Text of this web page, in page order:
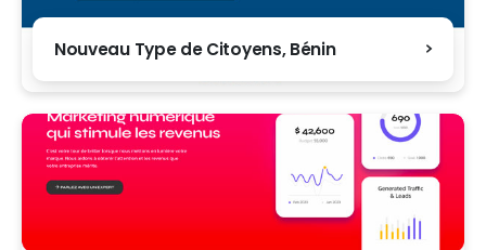
Nouveau Type de Citoyens, Bénin